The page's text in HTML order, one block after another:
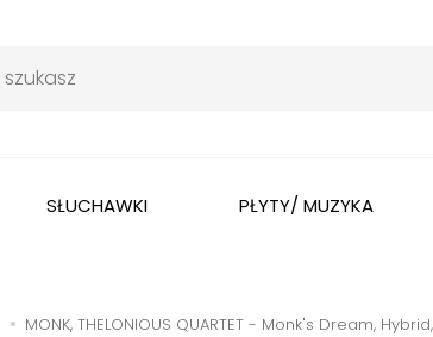
SŁUCHAWKI PŁYTY/ MUZYKA
MONK, THELONIOUS QUARTET - Monk's Dream,